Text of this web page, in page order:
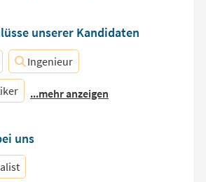
unserer Kandidaten
Ingenieur
...mehr anzeigen
uns